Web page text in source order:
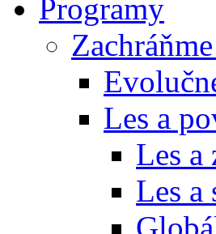
Programy
Les a
Les a
Les a